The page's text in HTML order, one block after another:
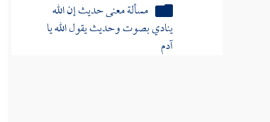
مسألة معنى حديث إن الله
ينادي بصوت وحديث يقول الله يا
آدم